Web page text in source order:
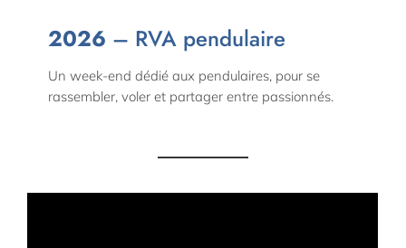
2026 – RVA pendulaire
Un week-end dédié aux pendulaires, pour se
rassembler, voler et partager entre passionnés.